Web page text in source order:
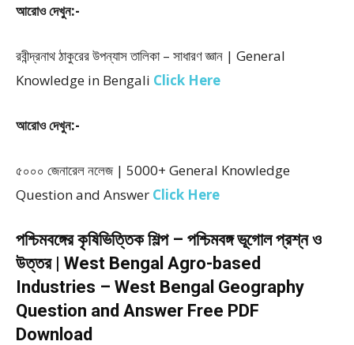
আরোও দেখুন:-
রবীন্দ্রনাথ ঠাকুরের উপন্যাস তালিকা – সাধারণ জ্ঞান | General
Knowledge in Bengali Click Here
আরোও দেখুন:-
৫০০০ জেনারেল নলেজ | 5000+ General Knowledge
Question and Answer Click Here
পশ্চিমবঙ্গের কৃষিভিত্তিক শিল্প – পশ্চিমবঙ্গ ভূগোল প্রশ্ন ও
উত্তর | West Bengal Agro-based
Industries – West Bengal Geography
Question and Answer Free PDF
Download